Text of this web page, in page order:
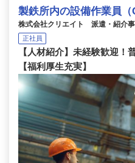
製鉄所内の設備作業員（
株式会社クリエイト 派遣・紹介
正社員
【人材紹介】未経験歓迎！
【福利厚生充実】